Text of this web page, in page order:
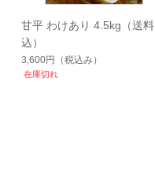
甘平 わけあり 4.5kg（送料
込）
3,600円 （税込み）
在庫切れ